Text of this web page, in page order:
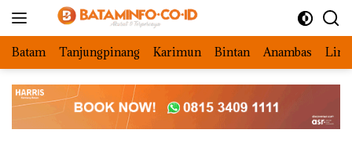
Batam Tanjungpinang Karimun Bintan Anambas